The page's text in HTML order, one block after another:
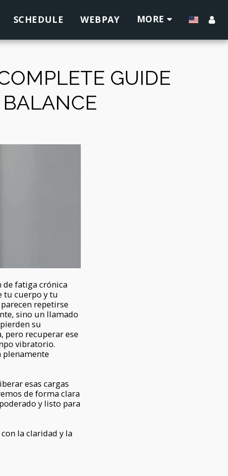
SCHEDULE WEBPAY MORE
GUIDE
de fatiga crónica
tu cuerpo y tu
repetirse
sino un llamado
su
pero recuperar ese
vibratorio.
plenamente
esas cargas
de forma clara
y listo para
la claridad y la